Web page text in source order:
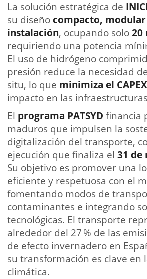
La solución estratégica de
su diseñocompacto,
instalación, ocupando solo20
requiriendo una potencia
El uso de hidrógeno
presión reduce la necesidad
situ, lo que minimiza el
impacto en las
El programa PATSYD financia
maduros que impulsen la
digitalización del transporte,
ejecución que finaliza el 31 de
Su objetivo es promover una
eficiente y respetuosa con el
fomentando modos de
contaminantes e integrando
tecnológicas. El transporte
alrededor del 27 % de las
de efecto invernadero en
su transformación es clave en
climática.